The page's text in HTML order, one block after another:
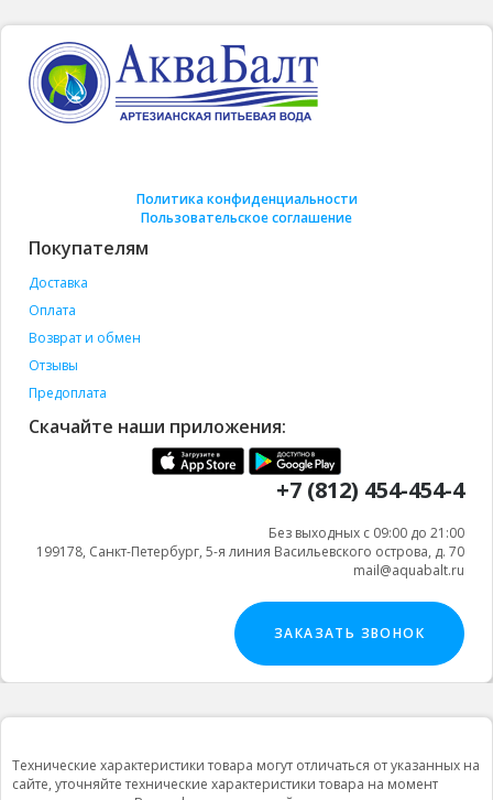
Политика конфиденциальности
Пользовательское соглашение
Покупателям
Доставка
Оплата
Возврат и обмен
Отзывы
Предоплата
Скачайте наши приложения:
+7 (812) 454-454-4
Без выходных с 09:00 до 21:00
199178, Санкт-Петербург, 5-я линия Васильевского острова, д. 70
mail@aquabalt.ru
ЗАКАЗАТЬ ЗВОНОК
Технические характеристики товара могут отличаться от указанных на
сайте, уточняйте технические характеристики товара на момент